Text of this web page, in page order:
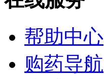
帮助中心
购药导航